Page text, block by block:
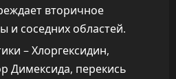
вторичное
и соседних областей.
– Хлоргексидин,
Димексида, перекись